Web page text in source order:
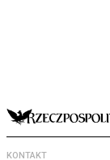
KONTAKT